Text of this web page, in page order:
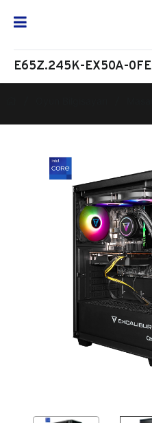
E65Z.245K-EX50A-0FE